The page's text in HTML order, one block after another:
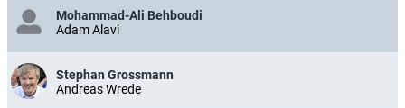
Mohammad-Ali Behboudi
Adam Alavi
Stephan Grossmann
Andreas Wrede